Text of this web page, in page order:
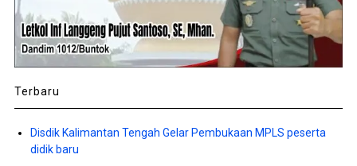
Terbaru
Disdik Kalimantan Tengah Gelar Pembukaan MPLS peserta
didik baru